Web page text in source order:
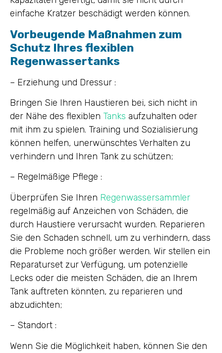
einfache Kratzer beschädigt werden können.
Vorbeugende Maßnahmen zum
Schutz Ihres flexiblen
Regenwassertanks
– Erziehung und Dressur :
Bringen Sie Ihren Haustieren bei, sich nicht in
der Nähe des flexiblen Tanks aufzuhalten oder
mit ihm zu spielen. Training und Sozialisierung
können helfen, unerwünschtes Verhalten zu
verhindern und Ihren Tank zu schützen;
– Regelmäßige Pflege :
Überprüfen Sie Ihren Regenwassersammler
regelmäßig auf Anzeichen von Schäden, die
durch Haustiere verursacht wurden. Reparieren
Sie den Schaden schnell, um zu verhindern, dass
die Probleme noch größer werden. Wir stellen ein
Reparaturset zur Verfügung, um potenzielle
Lecks oder die meisten Schäden, die an Ihrem
Tank auftreten könnten, zu reparieren und
abzudichten;
– Standort :
Wenn Sie die Möglichkeit haben, können Sie den